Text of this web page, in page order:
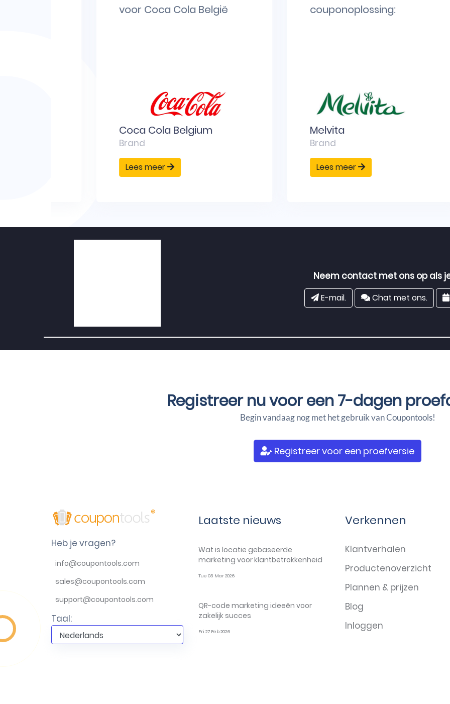
voor Coca Cola België
Coca Cola Belgium
Lees meer
couponoplossing:
Lees meer
Neem contact met ons op als
E-mail. Chat met ons.
Registreer nu voor een7-dagen
Begin vandaag nog met het gebruik van Coupontools!
Registreer voor een proefversie
Heb je vragen?
info@coupontools.com
sales@coupontools.com
support@coupontools.com
Taal:
Laatste nieuws
Wat is locatie gebaseerde
marketing voor klantbetrokkenheid
Tue 03 Mar 2026
QR-code marketing ideeën voor
zakelijk succes
Fri 27 Feb 2026
Verkennen
Klantverhalen
Productenoverzicht
Plannen & prijzen
Blog
Inloggen